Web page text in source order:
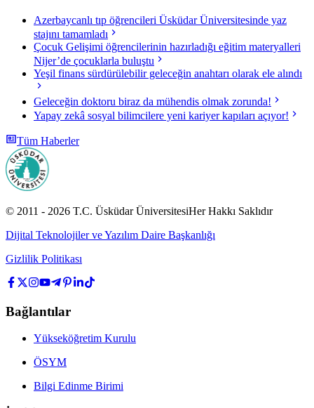
Azerbaycanlı tıp öğrencileri Üsküdar Üniversitesinde yaz
stajını tamamladı
Çocuk Gelişimi öğrencilerinin hazırladığı eğitim materyalleri
Nijer’de çocuklarla buluştu
Yeşil finans sürdürülebilir geleceğin anahtarı olarak ele alındı
Geleceğin doktoru biraz da mühendis olmak zorunda!
Yapay zekâ sosyal bilimcilere yeni kariyer kapıları açıyor!
Tüm Haberler
© 2011 - 2026 T.C. Üsküdar ÜniversitesiHer Hakkı Saklıdır
Dijital Teknolojiler ve Yazılım Daire Başkanlığı
Gizlilik Politikası
Bağlantılar
Yükseköğretim Kurulu
ÖSYM
Bilgi Edinme Birimi